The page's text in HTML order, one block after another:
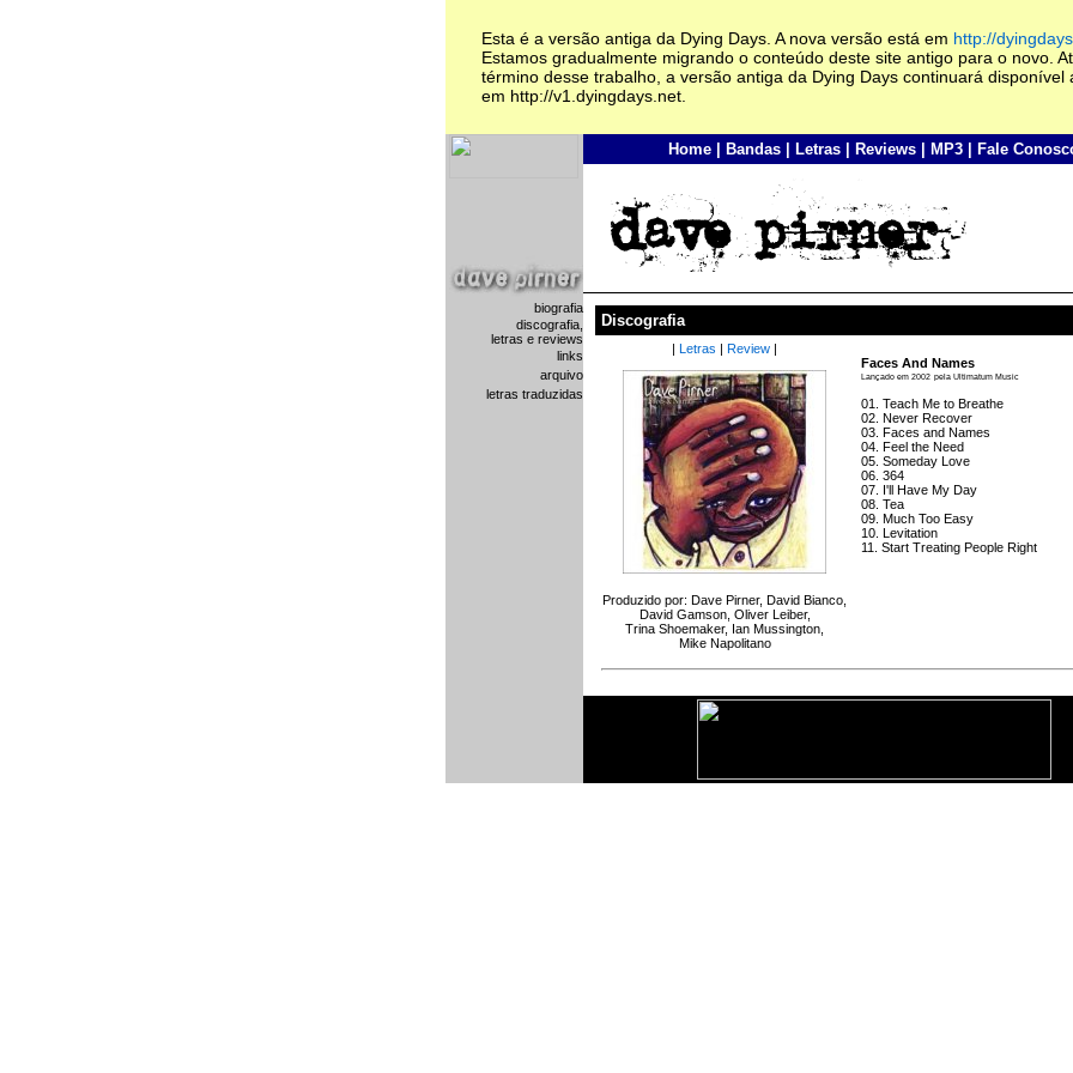
Esta é a versão antiga da Dying Days. A nova versão está em http://
Estamos gradualmente migrando o conteúdo deste site antigo para o novo.
término desse trabalho, a versão antiga da Dying Days continuará disponível
em http://v1.dyingdays.net.
biografia
discografia,
letras e reviews
links
arquivo
letras traduzidas
Home Bandas Letras Reviews MP3 Fale
Discografia
| Letras | Review |
Produzido por: Dave Pirner, David Bianco,
David Gamson, Oliver Leiber,
Trina Shoemaker, Ian Mussington,
Mike Napolitano
Faces And Names
Lançado em 2002 pela Ultimatum Music
01. Teach Me to Breathe
02. Never Recover
03. Faces and Names
04. Feel the Need
05. Someday Love
06. 364
07. I'll Have My Day
08. Tea
09. Much Too Easy
10. Levitation
11. Start Treating People Right